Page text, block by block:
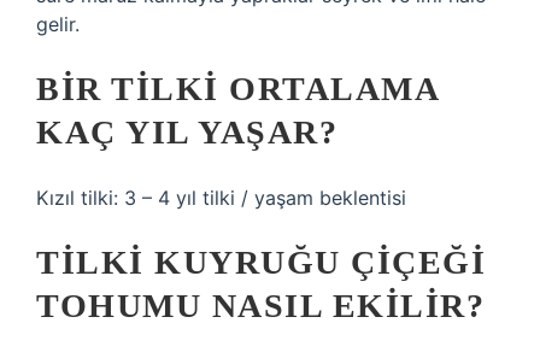
gelir.
BIR TILKI ORTALAMA
KAÇ YIL YAŞAR?
Kızıl tilki: 3 – 4 yıl tilki / yaşam beklentisi
TILKI KUYRUĞU ÇIÇEĞI
TOHUMU NASIL EKILIR?